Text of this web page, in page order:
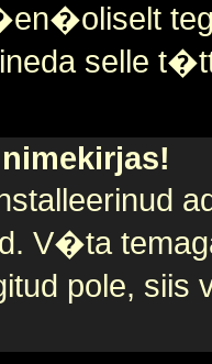
selle
V�ta
pole, siis